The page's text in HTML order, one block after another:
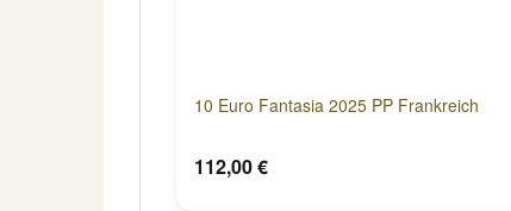
10 Euro Fantasia 2025 PP Frankreich
112,00 €